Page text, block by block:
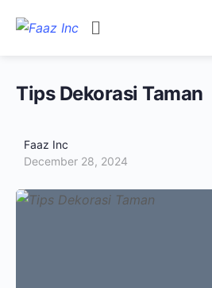
Tips Dekorasi Taman
Faaz Inc
December 28, 2024